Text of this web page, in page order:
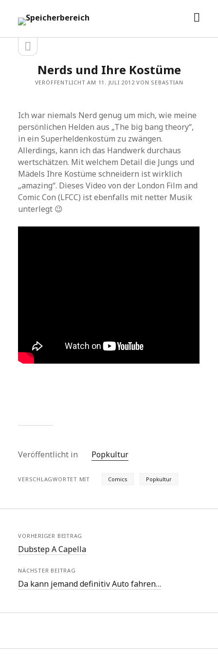
Speicherbereich
Seitenleiste
Seitenleiste
öffnen
Nerds und Ihre Kostüme
VERÖFFENTLICHT AM 11. JULI 2012 VON SEBASTIAN
Ich war niemals Nerd genug um mich, wie meine
persönlichen Helden aus „The big bang theory“,
in ein Superheldenkostüm zu zwängen.
Allerdings, kann ich das Handwerk durchaus
wertschätzen. Mit welchem Detail die Jungs und
Mädels Ihre Kostüme schneidern ist wirklich
„amazing“. Dieses Video von der London Film and
Comic Con (LFCC) ist ebenfalls mit netter Musik
unterlegt 😉
Veröffentlicht in Popkultur
VERSCHLAGWORTET MIT Comics Popkultur
VORHERIGER BEITRAG
Dubstep A Capella
NÄCHSTER BEITRAG
Da kann jemand definitiv Auto fahren…